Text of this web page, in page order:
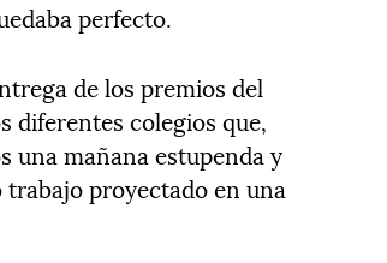
perfecto.
de los premios del
diferentes colegios que,
una mañana estupenda y
proyectado en una